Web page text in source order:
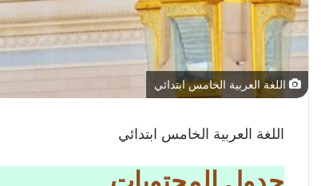
اللغة العربية الخامس ابتدائي
اللغة العربية الخامس ابتدائي